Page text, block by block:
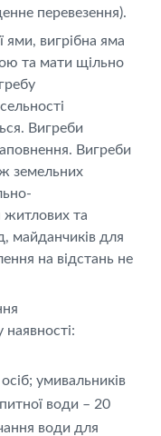
перевезення).
ями, вигрібна яма
та мати щільно
Вигреби
Вигреби
земельних
житлових та
майданчиків для
на відстань не
умивальників
води – 20
води для